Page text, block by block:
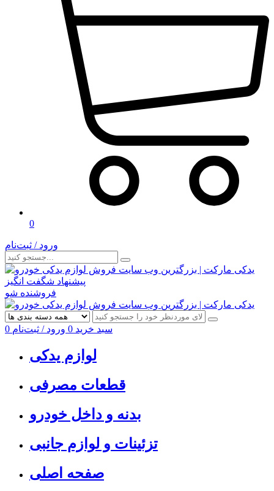
0
ورود / ثبت‌نام
پیشنهاد شگفت انگیز
فروشنده شو
0 سبد خرید 0 ورود / ثبت‌نام
لوازم یدکی
قطعات مصرفی
بدنه و داخل خودرو
تزئینات و لوازم جانبی
صفحه اصلی